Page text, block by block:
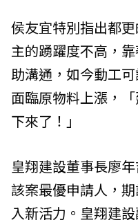
侯友宜特別指出都
主的踴躍度不高，
助溝通，如今動工
面臨原物料上漲，
下來了！」
皇翔建設董事長廖
該案最優申請人，
入新活力。皇翔建